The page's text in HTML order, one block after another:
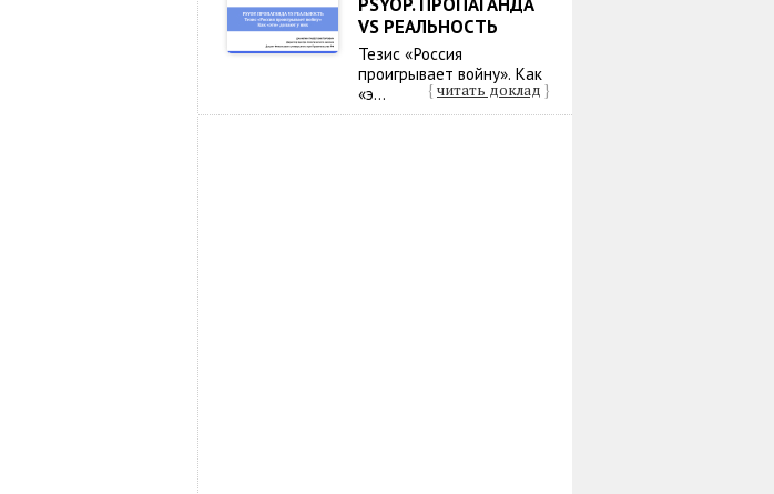
VS РЕАЛЬНОСТЬ
Тезис «Россия
проигрывает войну». Как
«э...
{ читать доклад }